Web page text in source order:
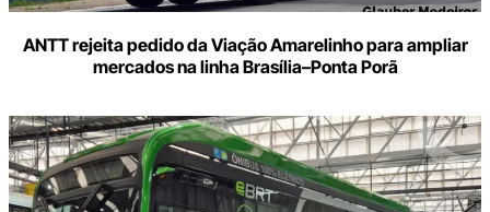
ANTT rejeita pedido da Viação Amarelinho para ampliar
mercados na linha Brasília–Ponta Porã